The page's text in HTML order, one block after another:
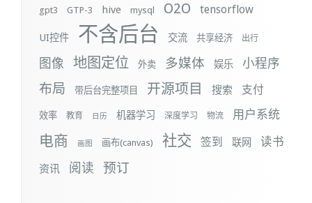
gpt3 GTP-3 hive mysql O2O tensorflow
UI控件 不含后台 交流 共享经济 出行
图像 地图定位 外卖 多媒体 娱乐 小程序
布局 带后台完整项目 开源项目 搜索 支付
效率 教育 日历 机器学习 深度学习 物流 用户系统
电商 画图 画布(canvas) 社交 签到 联网 读书
资讯 阅读 预订